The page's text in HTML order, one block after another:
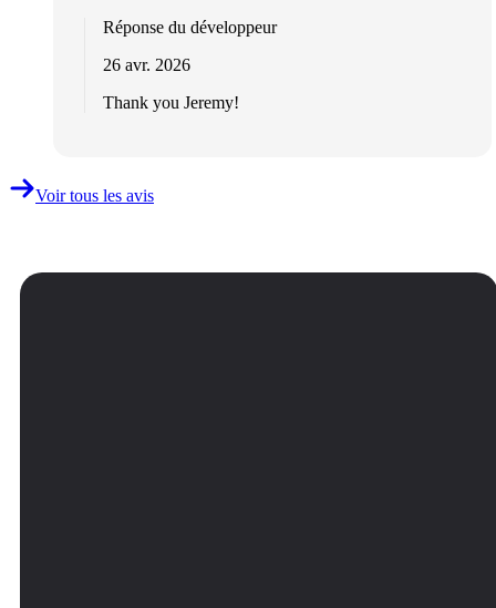
Réponse du développeur
26 avr. 2026
Thank you Jeremy!
Voir tous les avis